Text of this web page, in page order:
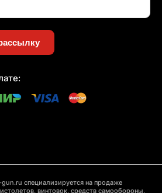
специализируется на продаже
винтовок, средств самообороны,